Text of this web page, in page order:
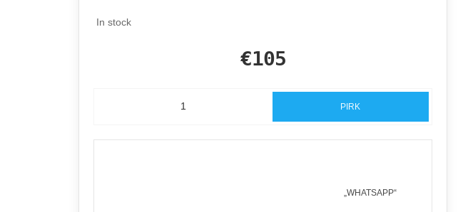
In stock
€105
PIRK
„WHATSAPP“